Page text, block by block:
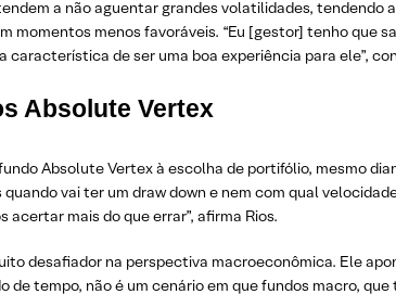
a não aguentar grandes volatilidades, tendendo
momentos menos favoráveis. “Eu [gestor] tenho que
característica de ser uma boa experiência para ele”,
Absolute Vertex
Absolute Vertex à escolha de portifólio, mesmo
vai ter um draw down e nem com qual
acertar mais do que errar”, afirma Rios.
desafiador na perspectiva macroeconômica. Ele
de tempo, não é um cenário em que fundos macro,